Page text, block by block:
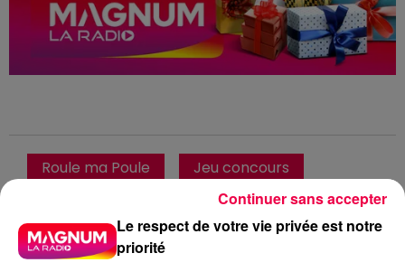
Roule ma Poule
Jeu concours
Club Magnum
Magnum la Radio
Magnum
Radio
Vosges
Le respect de votre vie privée est notre
priorité
Continuer sans accepter